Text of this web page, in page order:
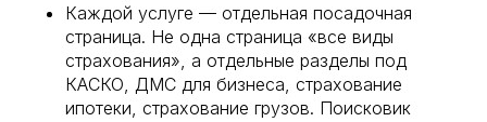
Каждой услуге — отдельная посадочная
страница. Не одна страница «все виды
страхования», а отдельные разделы под
КАСКО, ДМС для бизнеса, страхование
ипотеки, страхование грузов. Поисковик